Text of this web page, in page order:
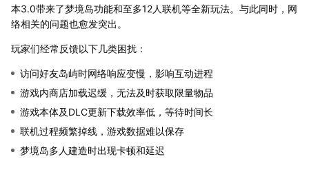
本3.0带来了梦境岛功能和至多12人联机等全新玩法。与此同时，网
络相关的问题也愈发突出。
玩家们经常反馈以下几类困扰：
访问好友岛屿时网络响应变慢，影响互动进程
游戏内商店加载迟缓，无法及时获取限量物品
游戏本体及DLC更新下载效率低，等待时间长
联机过程频繁掉线，游戏数据难以保存
梦境岛多人建造时出现卡顿和延迟